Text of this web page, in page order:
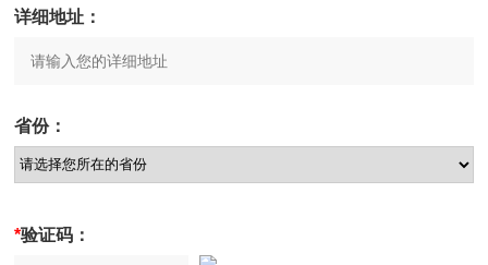
详细地址：
省份：
*验证码：